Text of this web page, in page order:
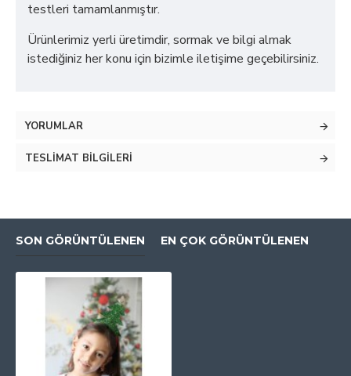
testleri tamamlanmıştır.
Ürünlerimiz yerli üretimdir, sormak ve bilgi almak
istediğiniz her konu için bizimle iletişime geçebilirsiniz.
YORUMLAR
TESLIMAT BILGILERI
SON GÖRÜNTÜLENEN EN ÇOK GÖRÜNTÜLENEN